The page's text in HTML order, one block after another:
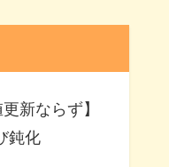
新ならず】
鈍化